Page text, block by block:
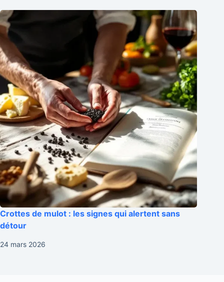
Crottes de mulot : les signes qui alertent sans
détour
24 mars 2026